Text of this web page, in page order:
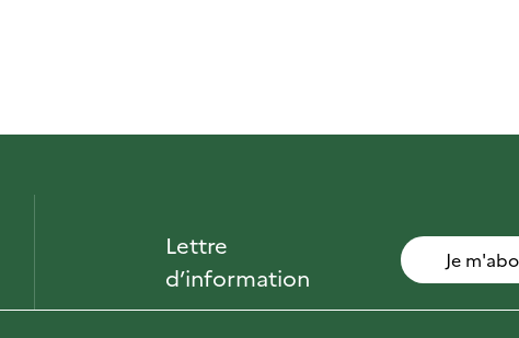
Lettre
d’information
Je